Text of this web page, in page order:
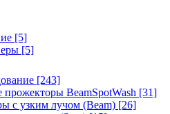
[5]
[5]
[243]
BeamSpotWash [31]
с узким лучом (Beam) [26]